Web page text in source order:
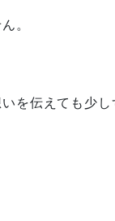
。
を伝えても少